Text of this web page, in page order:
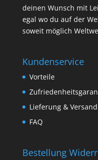
deinen Wunsch mit
egal wo du auf der
soweit möglich
Kundenservice
Vorteile
Lieferung & Versand
FAQ
Bestellung